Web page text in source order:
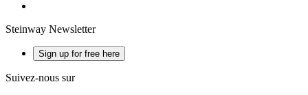
Steinway Newsletter
Sign up for free here
Suivez-nous sur